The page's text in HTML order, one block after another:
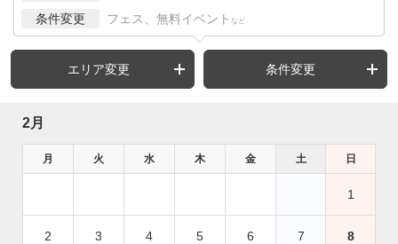
条件変更 フェス、無料イベント など
エリア変更 条件変更
2月
月 火 水 木 金 土 日
1
2 3 4 5 6 7 8